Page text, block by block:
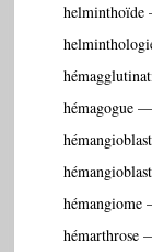
helminthoïde
hémagogue —
hémangiome
hémarthrose